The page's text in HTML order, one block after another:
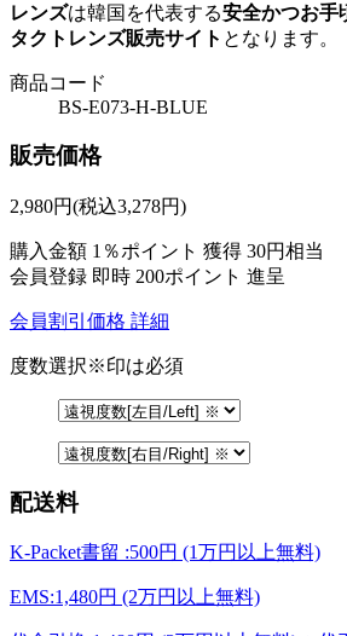
レンズは韓国を代表する安全かつお手
タクトレンズ販売サイト となります。
商品コード
BS-E073-H-BLUE
販売価格
2,980円(税込3,278円)
購入金額 1％ポイント 獲得 30円相当
会員登録 即時 200ポイント 進呈
会員割引価格 詳細
度数選択※印は必須
配送料
K-Packet書留 :500円 (1万円以上無料)
EMS:1,480円 (2万円以上無料)